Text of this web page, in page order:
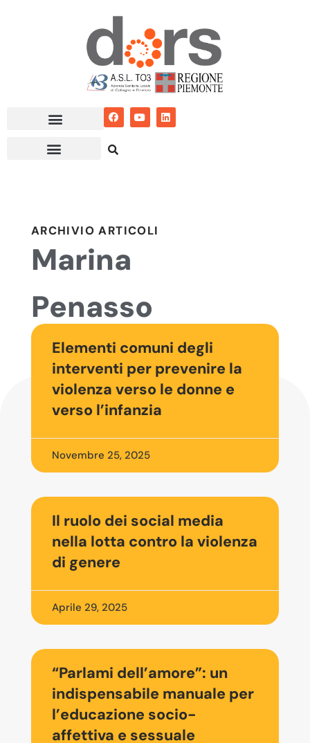
ARCHIVIO ARTICOLI
Marina
Penasso
Elementi comuni degli
interventi per prevenire la
violenza verso le donne e
verso l’infanzia
Novembre 25, 2025
Il ruolo dei social media
nella lotta contro la violenza
di genere
Aprile 29, 2025
“Parlami dell’amore”: un
indispensabile manuale per
l’educazione socio-
affettiva e sessuale